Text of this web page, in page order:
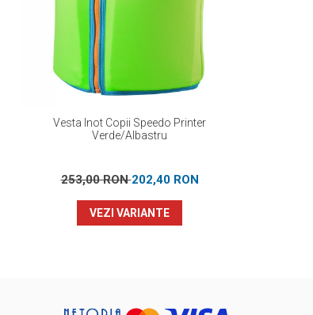
Vesta Inot Copii Speedo Printer
Verde/Albastru
253,00 RON202,40 RON
VEZI VARIANTE